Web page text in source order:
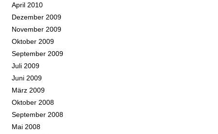
April 2010
Dezember 2009
November 2009
Oktober 2009
September 2009
Juli 2009
Juni 2009
März 2009
Oktober 2008
September 2008
Mai 2008